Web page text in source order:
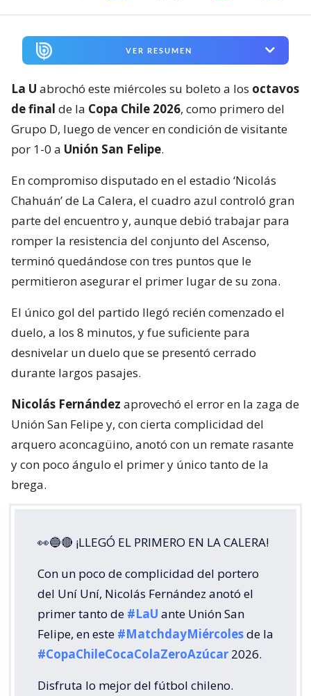
VER RESUMEN
La U abrochó este miércoles su boleto a los octavos
de final de la Copa Chile 2026, como primero del
Grupo D, luego de vencer en condición de visitante
por 1-0 a Unión San Felipe.
En compromiso disputado en el estadio ‘Nicolás
Chahuán’ de La Calera, el cuadro azul controló gran
parte del encuentro y, aunque debió trabajar para
romper la resistencia del conjunto del Ascenso,
terminó quedándose con tres puntos que le
permitieron asegurar el primer lugar de su zona.
El único gol del partido llegó recién comenzado el
duelo, a los 8 minutos, y fue suficiente para
desnivelar un duelo que se presentó cerrado
durante largos pasajes.
Nicolás Fernández aprovechó el error en la zaga de
Unión San Felipe y, con cierta complicidad del
arquero aconcagüino, anotó con un remate rasante
y con poco ángulo el primer y único tanto de la
brega.
👀🔵🔴 ¡LLEGÓ EL PRIMERO EN LA CALERA!
Con un poco de complicidad del portero
del Uní Uní, Nicolás Fernández anotó el
primer tanto de #LaU ante Unión San
Felipe, en este #MatchdayMiércolesde la
#CopaChileCocaColaZeroAzúcar 2026.
Disfruta lo mejor del fútbol chileno.